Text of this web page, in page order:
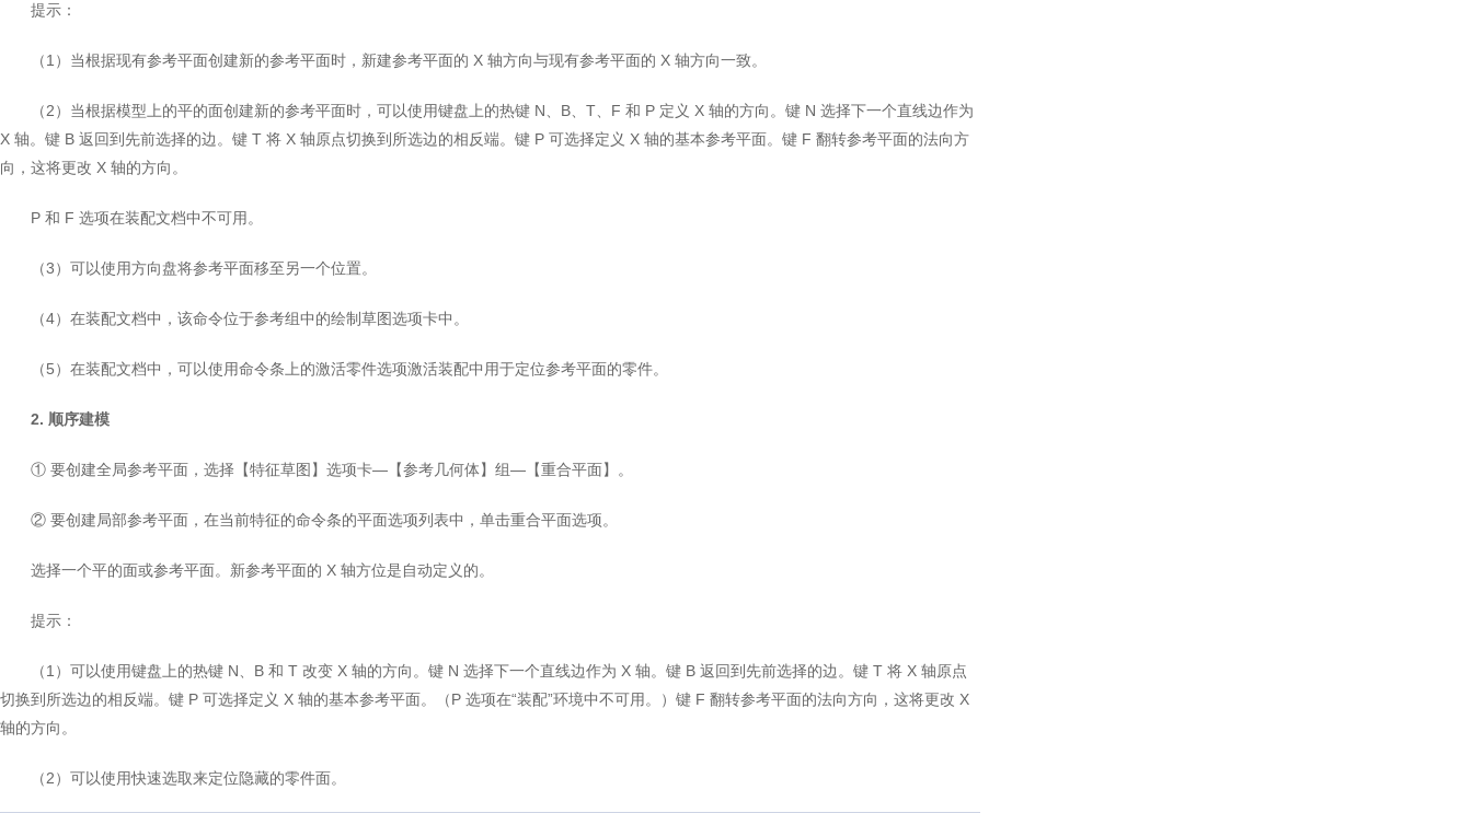
提示：
（1）当根据现有参考平面创建新的参考平面时，新建参考平面的 X 轴方向与现有参考平面的 X 轴方向一致。
（2）当根据模型上的平的面创建新的参考平面时，可以使用键盘上的热键 N、B、T、F 和 P 定义 X 轴的方向。键 N 选择下一个直线边作为
X 轴。键 B 返回到先前选择的边。键 T 将 X 轴原点切换到所选边的相反端。键 P 可选择定义 X 轴的基本参考平面。键 F 翻转参考平面的法向方
向，这将更改 X 轴的方向。
P 和 F 选项在装配文档中不可用。
（3）可以使用方向盘将参考平面移至另一个位置。
（4）在装配文档中，该命令位于参考组中的绘制草图选项卡中。
（5）在装配文档中，可以使用命令条上的激活零件选项激活装配中用于定位参考平面的零件。
2. 顺序建模
① 要创建全局参考平面，选择【特征草图】选项卡—【参考几何体】组—【重合平面】。
② 要创建局部参考平面，在当前特征的命令条的平面选项列表中，单击重合平面选项。
选择一个平的面或参考平面。新参考平面的 X 轴方位是自动定义的。
提示：
（1）可以使用键盘上的热键 N、B 和 T 改变 X 轴的方向。键 N 选择下一个直线边作为 X 轴。键 B 返回到先前选择的边。键 T 将 X 轴原点
切换到所选边的相反端。键 P 可选择定义 X 轴的基本参考平面。（P 选项在“装配”环境中不可用。）键 F 翻转参考平面的法向方向，这将更改 X
轴的方向。
（2）可以使用快速选取来定位隐藏的零件面。